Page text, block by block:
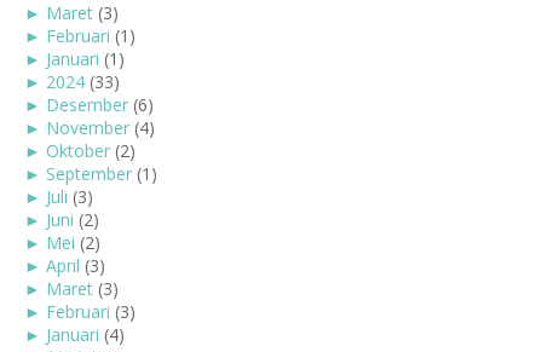
► Maret (3)
► Februari (1)
► Januari (1)
► 2024 (33)
► Desember (6)
► November (4)
► Oktober (2)
► September (1)
► Juli (3)
► Juni (2)
► Mei (2)
► April (3)
► Maret (3)
► Februari (3)
► Januari (4)